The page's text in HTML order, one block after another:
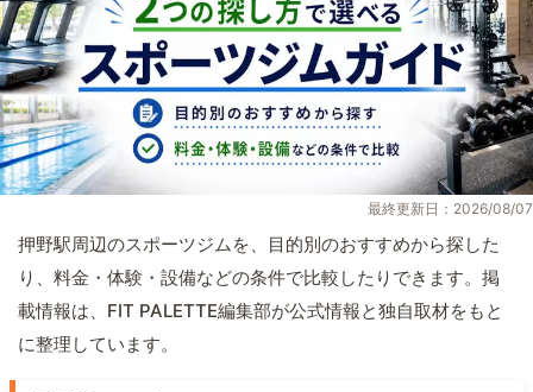
最終更新日：2026/08/07
押野駅周辺のスポーツジムを、目的別のおすすめから探した
り、料金・体験・設備などの条件で比較したりできます。掲
載情報は、FIT PALETTE編集部が公式情報と独自取材をもと
に整理しています。